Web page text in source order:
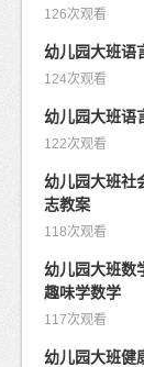
126次观看
幼儿园大班语
124次观看
幼儿园大班语
122次观看
幼儿园大班社
志教案
118次观看
幼儿园大班数
趣味学数学
117次观看
幼儿园大班健